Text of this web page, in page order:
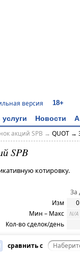
версия 18+
Новости
акций SPB → QUOT →
SPB
котировку.
За
Изм
Мин – Макс
N/A
Кол-во сделок/день
сравнить с